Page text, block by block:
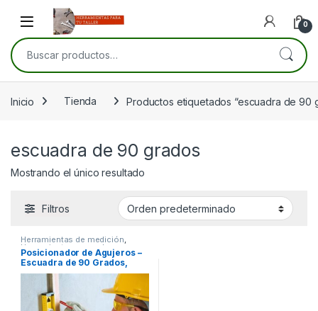
Skip to navigation
Skip to content
Open 0
Buscar por:
Inicio Tienda Productos etiquetados “escuadra de 90
escuadra de 90 grados
Mostrando el único resultado
Filtros
Herramientas de medición,
Herramientas manuales
Herramientas para carpintería
Posicionador de Agujeros –
Escuadra de 90 Grados,
hasta 50mm, Aleación de
Aluminio, Durable y Preciso